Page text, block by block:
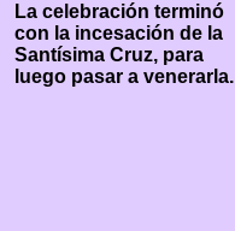
La celebración terminó
con la incesación de la
Santísima Cruz, para
luego pasar a venerarla.